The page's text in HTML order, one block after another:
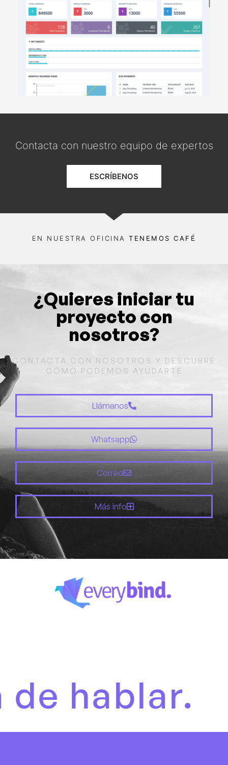
Contacta con nuestro equipo de expertos
ESCRÍBENOS
EN NUESTRA OFICINATENEMOS CAFÉ
¿Quieres iniciar tu
proyecto con
nosotros?
CONTACTA CON NOSOTROS Y DESCUBRE
CÓMO PODEMOS AYUDARTE
Llámanos
Whatsapp
Correo
Más info
Es